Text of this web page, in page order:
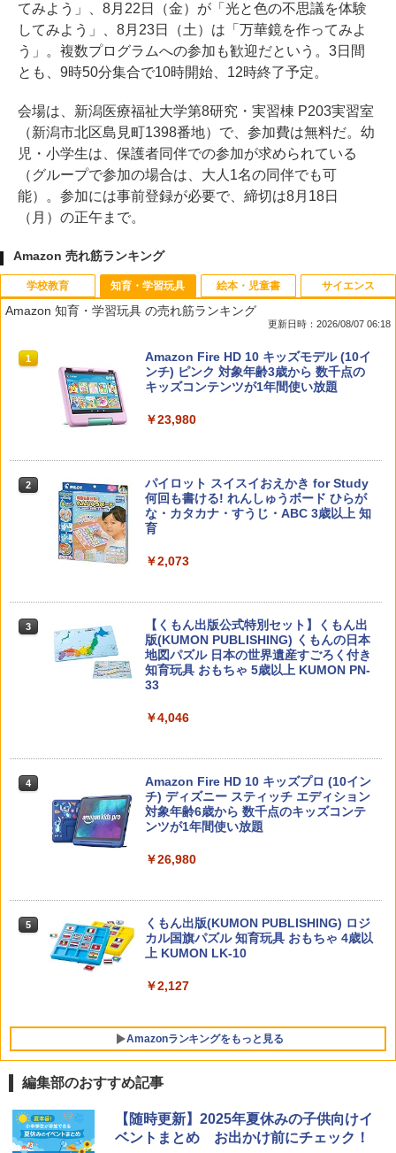
てみよう」、8月22日（金）が「光と色の不思議を体験
してみよう」、8月23日（土）は「万華鏡を作ってみよ
う」。複数プログラムへの参加も歓迎だという。3日間
とも、9時50分集合で10時開始、12時終了予定。
会場は、新潟医療福祉大学第8研究・実習棟 P203実習室
（新潟市北区島見町1398番地）で、参加費は無料だ。幼
児・小学生は、保護者同伴での参加が求められている
（グループで参加の場合は、大人1名の同伴でも可
能）。参加には事前登録が必要で、締切は8月18日
（月）の正午まで。
Amazon 売れ筋ランキング
学校教育
1 先生のためのGoogle AI完全攻略図鑑
￥-
2 子どもが変わる魔法の言葉
￥2,200
カウンセリングとは何か 変化するという
こと (講談社現代新書 2787)
￥1,540
￥1,870
ゼロからわかる！ みるみる図形に強く
￥1,430
知育・学習玩具
Amazon 知育・学習玩具 の売れ筋ランキング
更新日時：2026/08/07 06:18
1
Amazon Fire HD 10 キッズモデル (10イ
ンチ) ピンク 対象年齢3歳から 数千点の
キッズコンテンツが1年間使い放題
￥23,980
2
パイロット スイスイおえかき for Study
何回も書ける! れんしゅうボード ひらが
な・カタカナ・すうじ・ABC 3歳以上 知
育
￥2,073
3
【くもん出版公式特別セット】くもん出
版(KUMON PUBLISHING) くもんの日本
地図パズル 日本の世界遺産すごろく付き
知育玩具 おもちゃ 5歳以上 KUMON PN-
33
￥4,046
4
Amazon Fire HD 10 キッズプロ (10イン
チ) ディズニー スティッチ エディション
対象年齢6歳から 数千点のキッズコンテ
ンツが1年間使い放題
￥26,980
5
くもん出版(KUMON PUBLISHING) ロジ
カル国旗パズル 知育玩具 おもちゃ 4歳以
上 KUMON LK-10
￥2,127
Amazonランキングをもっと見る
絵本・児童書
1
タッチペンで音が聞ける!はじめてずかん
1000 英語つき ([バラエティ])
サイエンス
1
ThinkFun ボードゲーム 「サーキット・
メイズ」 配線回路をプログラミングする
日本語説明書付 8歳~ 76341 誕生日 クリ
編集部のおすすめ記事
【随時更新】2025年夏休みの子供向けイ
ベントまとめ お出かけ前にチェック！